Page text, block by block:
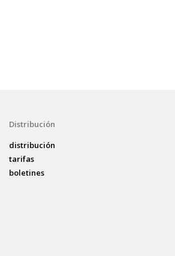
Distribución
distribución
tarifas
boletines